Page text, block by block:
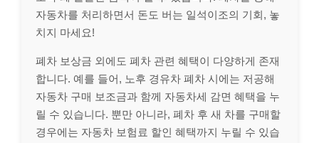
자동차를 처리하면서 돈도 버는 일석이조의 기회, 놓
치지 마세요!
폐차 보상금 외에도 폐차 관련 혜택이 다양하게 존재
합니다. 예를 들어, 노후 경유차 폐차 시에는 저공해
자동차 구매 보조금과 함께 자동차세 감면 혜택을 누
릴 수 있습니다. 뿐만 아니라, 폐차 후 새 차를 구매할
경우에는 자동차 보험료 할인 혜택까지 누릴 수 있습